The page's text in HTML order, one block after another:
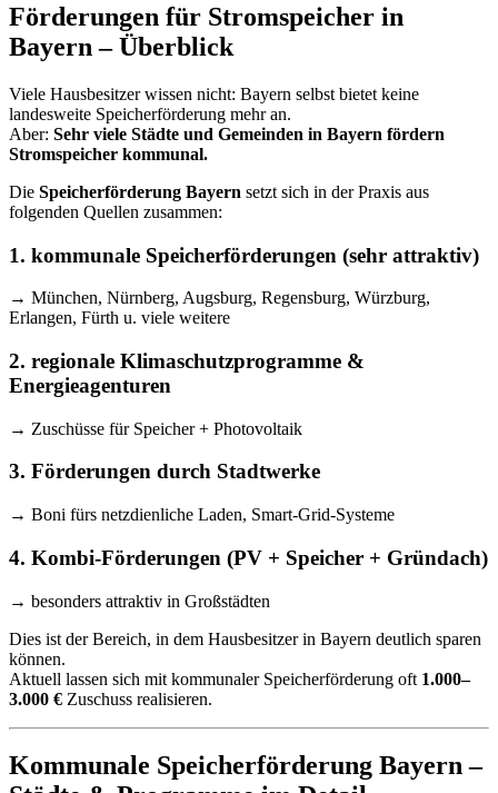
Förderungen für Stromspeicher in
Bayern – Überblick
Viele Hausbesitzer wissen nicht: Bayern selbst bietet keine
landesweite Speicherförderung mehr an.
Aber: Sehr viele Städte und Gemeinden in Bayern fördern
Stromspeicher kommunal.
Die Speicherförderung Bayern setzt sich in der Praxis aus
folgenden Quellen zusammen:
1. kommunale Speicherförderungen (sehr attraktiv)
→ München, Nürnberg, Augsburg, Regensburg, Würzburg,
Erlangen, Fürth u. viele weitere
2. regionale Klimaschutzprogramme &
Energieagenturen
→ Zuschüsse für Speicher + Photovoltaik
3. Förderungen durch Stadtwerke
→ Boni fürs netzdienliche Laden, Smart-Grid-Systeme
4. Kombi-Förderungen (PV + Speicher + Gründach)
→ besonders attraktiv in Großstädten
Dies ist der Bereich, in dem Hausbesitzer in Bayern deutlich sparen
können.
Aktuell lassen sich mit kommunaler Speicherförderung oft 1.000–
3.000 € Zuschuss realisieren.
Kommunale Speicherförderung Bayern –